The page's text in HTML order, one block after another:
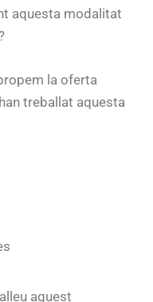
aquesta modalitat
la oferta
treballat aquesta
aquest